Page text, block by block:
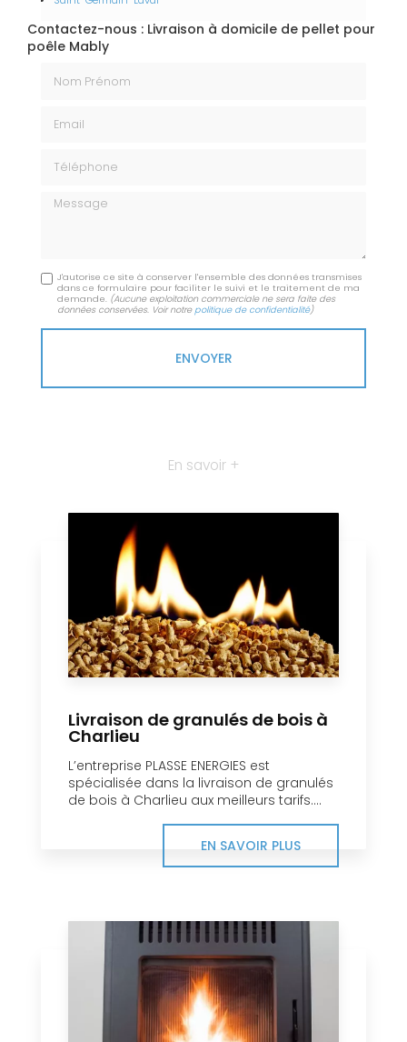
Contactez-nous : Livraison à domicile de pellet pour
poêle Mably
Message
J'autorise ce site à conserver l'ensemble des données transmises
dans ce formulaire pour faciliter le suivi et le traitement de ma
demande. (Aucune exploitation commerciale ne sera faite des
données conservées. Voir notre politique de confidentialité)
En savoir +
Livraison de granulés de bois à
Charlieu
L’entreprise PLASSE ENERGIES est
spécialisée dans la livraison de granulés
de bois à Charlieu aux meilleurs tarifs....
EN SAVOIR PLUS